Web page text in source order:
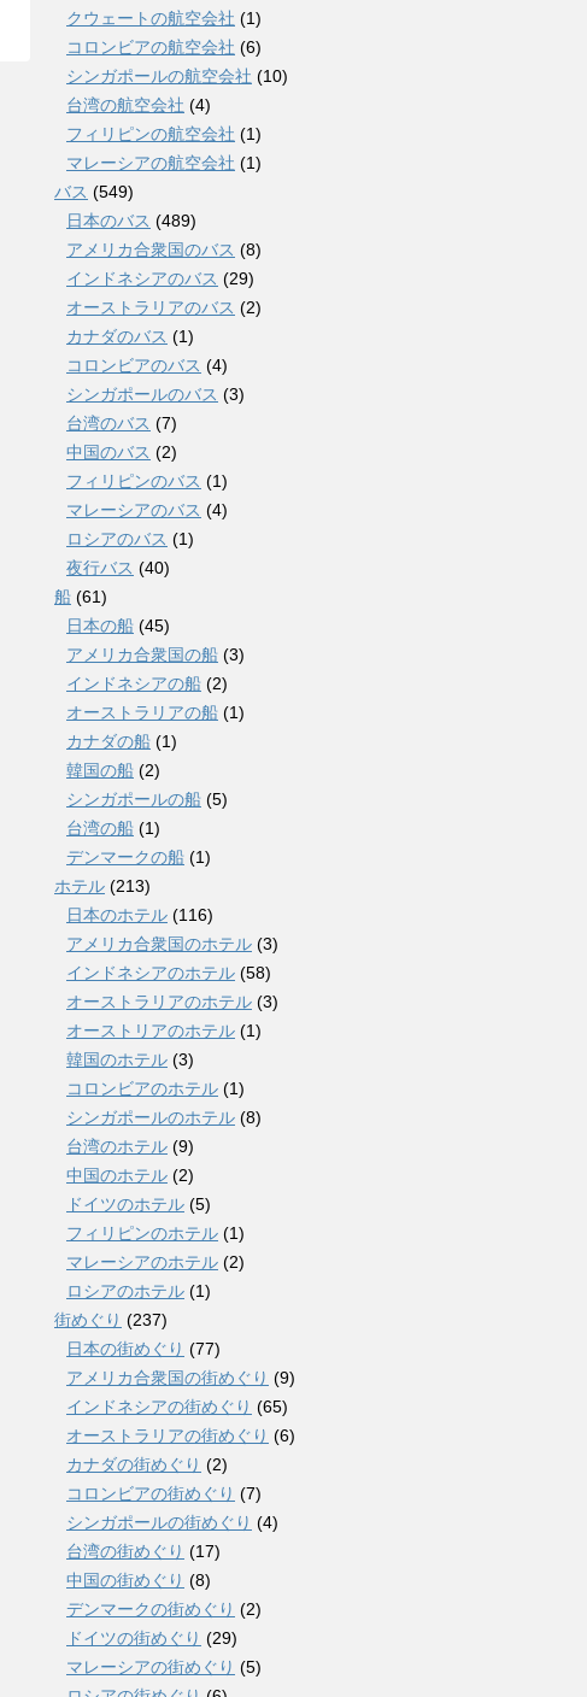
クウェートの航空会社 (1)
コロンビアの航空会社 (6)
シンガポールの航空会社 (10)
台湾の航空会社 (4)
フィリピンの航空会社 (1)
マレーシアの航空会社 (1)
バス (549)
日本のバス (489)
アメリカ合衆国のバス (8)
インドネシアのバス (29)
オーストラリアのバス (2)
カナダのバス (1)
コロンビアのバス (4)
シンガポールのバス (3)
台湾のバス (7)
中国のバス (2)
フィリピンのバス (1)
マレーシアのバス (4)
ロシアのバス (1)
夜行バス (40)
船 (61)
日本の船 (45)
アメリカ合衆国の船 (3)
インドネシアの船 (2)
オーストラリアの船 (1)
カナダの船 (1)
韓国の船 (2)
シンガポールの船 (5)
台湾の船 (1)
デンマークの船 (1)
ホテル (213)
日本のホテル (116)
アメリカ合衆国のホテル (3)
インドネシアのホテル (58)
オーストラリアのホテル (3)
オーストリアのホテル (1)
韓国のホテル (3)
コロンビアのホテル (1)
シンガポールのホテル (8)
台湾のホテル (9)
中国のホテル (2)
ドイツのホテル (5)
フィリピンのホテル (1)
マレーシアのホテル (2)
ロシアのホテル (1)
街めぐり (237)
日本の街めぐり (77)
アメリカ合衆国の街めぐり (9)
インドネシアの街めぐり (65)
オーストラリアの街めぐり (6)
カナダの街めぐり (2)
コロンビアの街めぐり (7)
シンガポールの街めぐり (4)
台湾の街めぐり (17)
中国の街めぐり (8)
デンマークの街めぐり (2)
ドイツの街めぐり (29)
マレーシアの街めぐり (5)